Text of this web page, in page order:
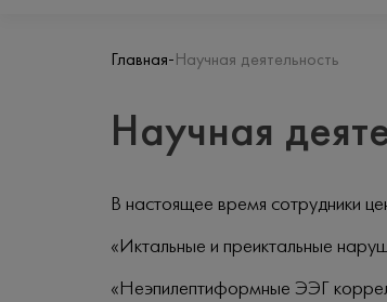
Главная- Научная деятельность
Научная
В настоящее время сотрудники
«Иктальные и преиктальные
«Неэпилептиформные ЭЭГ